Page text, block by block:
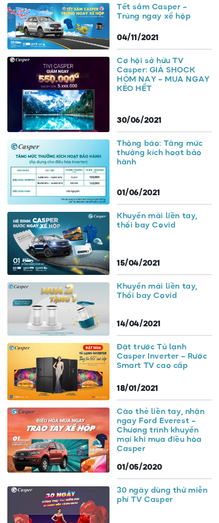
Tết sắm Casper –
Trúng ngay xế hộp
04/11/2021
Cơ hội sở hữu TV
Casper: GIÁ SHOCK
HÔM NAY – MUA NGAY
KẺO HẾT
30/06/2021
Thông báo: Tăng mức
thưởng kích hoạt bảo
hành
01/06/2021
Khuyến mãi liền tay,
thổi bay Covid
15/04/2021
Khuyến mãi liền tay,
Thổi bay Covid
14/04/2021
Đặt trước Tủ lạnh
Casper Inverter – Rước
Smart TV cao cấp
18/01/2021
Cào thẻ liền tay, nhận
ngay Ford Everest –
Chương trình khuyến
mại khi mua điều hòa
Casper
01/05/2020
30 ngày dùng thử miễn
phí TV Casper